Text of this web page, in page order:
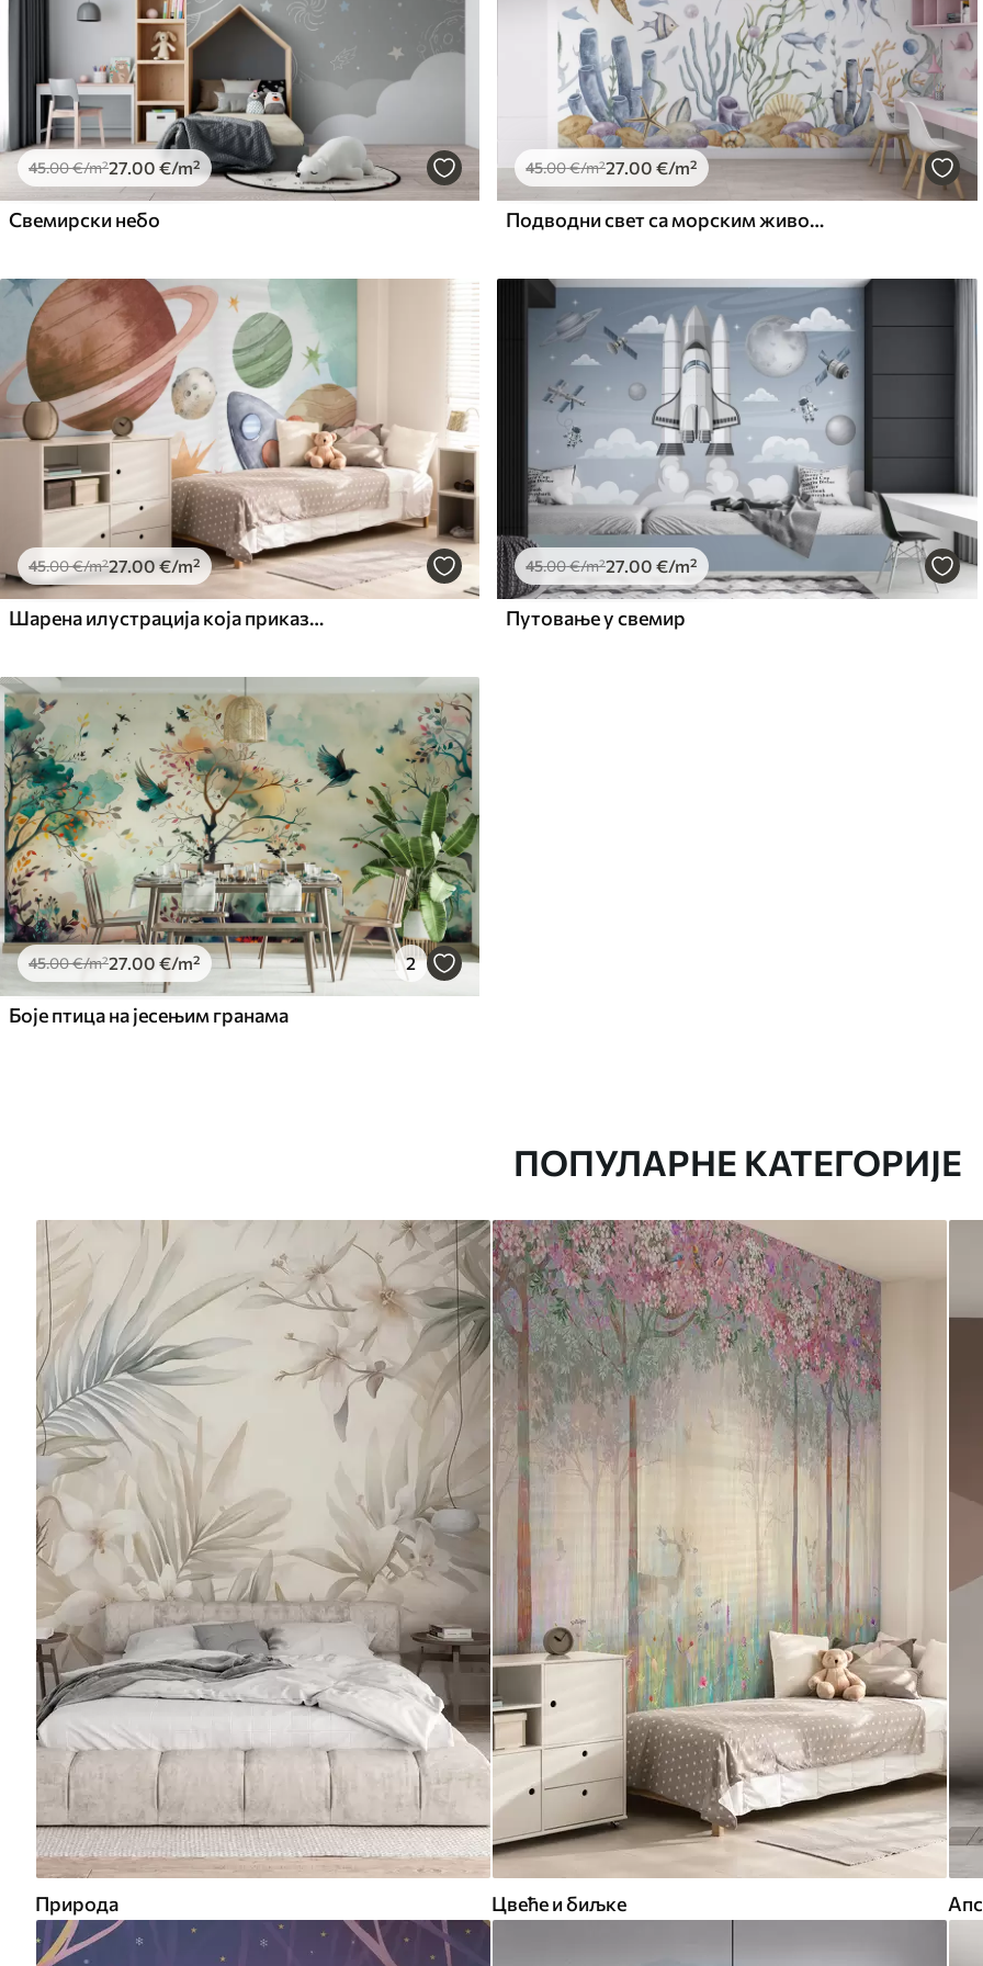
45.00€/m²27.00 €/m²
Свемирски небо
45.00€/m²27.00 €/m²
Подводни свет са морским животињама
45.00€/m²27.00 €/m²
Шарена илустрација која приказује различите планете и свемирски акварел
45.00€/m²27 .00 €/m²
Путовање у свемир
45.00€/m²27.00 €/m² 2
Боје птица на јесењим гранама
ПОПУЛАРНЕ КАТЕГОРИЈЕ
Природа Цвеће и биљке